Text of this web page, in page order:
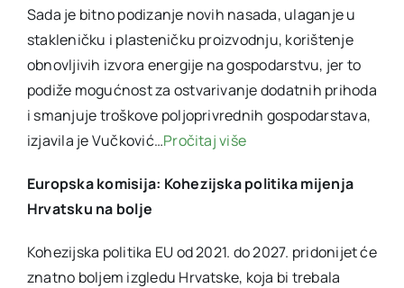
Sada je bitno podizanje novih nasada, ulaganje u
stakleničku i plasteničku proizvodnju, korištenje
obnovljivih izvora energije na gospodarstvu, jer to
podiže mogućnost za ostvarivanje dodatnih prihoda
i smanjuje troškove poljoprivrednih gospodarstava,
izjavila je Vučković…Pročitaj više
Europska komisija: Kohezijska politika mijenja
Hrvatsku na bolje
Kohezijska politika EU od 2021. do 2027. pridonijet će
znatno boljem izgledu Hrvatske, koja bi trebala